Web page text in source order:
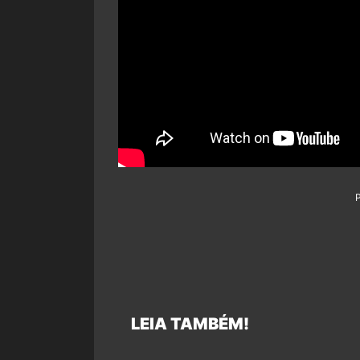
LEIA TAMBÉM!